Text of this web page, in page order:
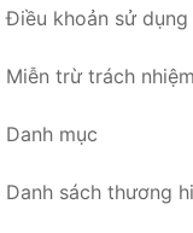
Điều khoản sử dụng
Miễn trừ trách nhiệm
Danh mục
Danh sách thương